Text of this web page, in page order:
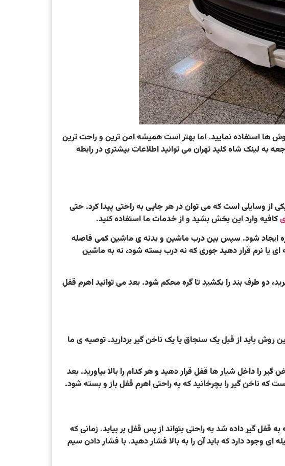
توانید از این روش ها استفاده نمایید. اما بهتر است همیشه امن ترین و راحت ترین
به لینک شاه کلید تهران می توانید اطلاعات بیشتری در رابطه
از وسایلی است که می توان در هر جایی به راحتی پیدا کرد. حتی
کافیه وارد این بخش بشید و از خدمات ما استفاده کنید.
گره ایجاد شود. سپس بین درب ماشین و بدنه ی ماشین کمی فاصله
ای یا نرم قرار دهید جوری که نه درب بسته شود، نه به ماشین
دو طرف بند را بکشید تا گره محکم شود. بعد می توانید اهرم قفل
روش باید از قبل یک سنجاق یا یک ناخن گیر بردارید. توصیه ی ما
را داخل شیار ها قفل قرار دهید و هر کدام را بالا بیاورید. بعد
گیر داده شد به راحتی بتواند از پس قفل بر بیاید. زمانی که
وجود دارد که باید آن را به بالا فشار دهید. با فشار دادن سیم